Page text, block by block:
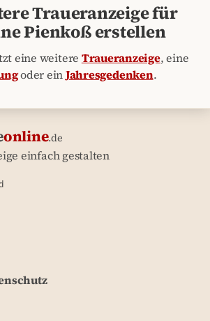
Traueranzeige für
Pienkoß erstellen
eine weitere Traueranzeige, eine
oder einJahresgedenken.
online.de
einfach gestalten